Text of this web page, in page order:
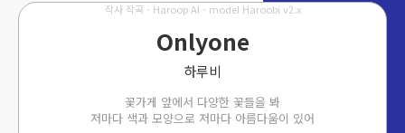
작사 작곡 - Haroop AI - model Haroobi v2.x
Onlyone
하루비
꽃가게 앞에서 다양한 꽃들을 봐
저마다 색과 모양으로 저마다 아름다움이 있어